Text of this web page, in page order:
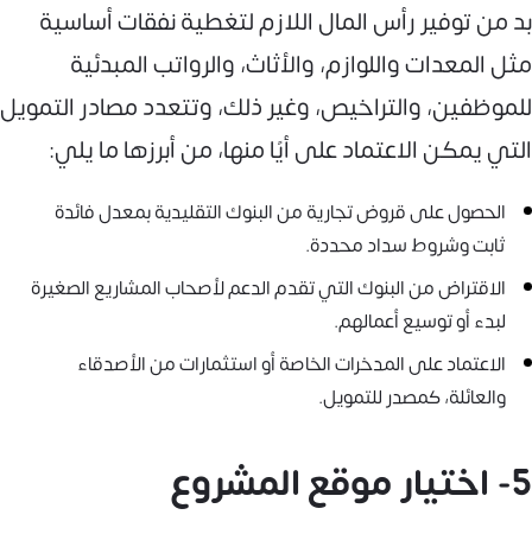
بد من توفير رأس المال اللازم لتغطية نفقات أساسية
مثل المعدات واللوازم، والأثاث، والرواتب المبدئية
للموظفين، والتراخيص، وغير ذلك، وتتعدد مصادر التمويل
التي يمكن الاعتماد على أيًا منها، من أبرزها ما يلي:
الحصول على قروض تجارية من البنوك التقليدية بمعدل فائدة
ثابت وشروط سداد محددة.
الاقتراض من البنوك التي تقدم الدعم لأصحاب المشاريع الصغيرة
لبدء أو توسيع أعمالهم.
الاعتماد على المدخرات الخاصة أو استثمارات من الأصدقاء
والعائلة، كمصدر للتمويل.
5- اختيار موقع المشروع